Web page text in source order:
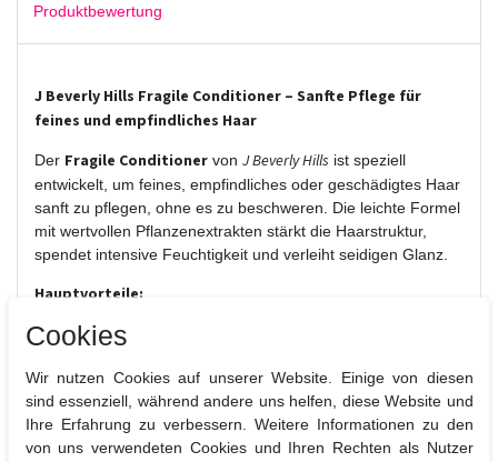
Produktbewertung
J Beverly Hills Fragile Conditioner – Sanfte Pflege für
feines und empfindliches Haar
Der Fragile Conditioner von J Beverly Hills ist speziell
entwickelt, um feines, empfindliches oder geschädigtes Haar
sanft zu pflegen, ohne es zu beschweren. Die leichte Formel
mit wertvollen Pflanzenextrakten stärkt die Haarstruktur,
spendet intensive Feuchtigkeit und verleiht seidigen Glanz.
Hauptvorteile:
Sanfte Pflege für feines, brüchiges oder chemisch
Versorgt das Haar mit Feuchtigkeit und wichtigen
Nährstoffen
Schützt vor Haarbruch und Spliss
Macht das Haar leicht kämmbar und geschmeidig
Cookies
Wir nutzen Cookies auf unserer Website. Einige von diesen
sind essenziell, während andere uns helfen, diese Website und
Ihre Erfahrung zu verbessern. Weitere Informationen zu den
von uns verwendeten Cookies und Ihren Rechten als Nutzer